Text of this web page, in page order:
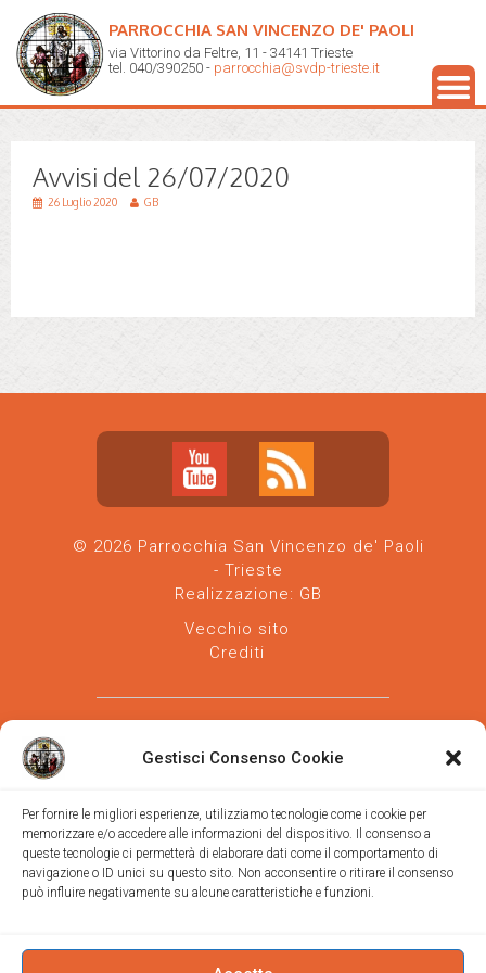
Gestisci Consenso Cookie
Per fornire le migliori esperienze, utilizziamo tecnologie come i cookie per
memorizzare e/o accedere alle informazioni del dispositivo. Il consenso a
queste tecnologie ci permetterà di elaborare dati come il comportamento di
navigazione o ID unici su questo sito. Non acconsentire o ritirare il consenso
può influire negativamente su alcune caratteristiche e funzioni.
PARROCCHIA SAN VINCENZO DE' PAOLI
via Vittorino da Feltre, 11 - 34141 Trieste
tel. 040/390250 - parrocchia@svdp-trieste.it
Avvisi del 26/07/2020
26 Luglio 2020 GB
© 2026 Parrocchia San Vincenzo de' Paoli
- Trieste
Realizzazione: GB
Vecchio sito
Crediti
Parrocchia san Vincenzo de' Paoli-Diocesi
di Trieste
via Vittorino da Feltre, 11 (chiesa)
Trieste